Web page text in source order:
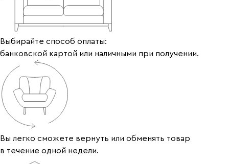
Выбирайте способ оплаты:
банковской картой или наличными при получении.
Вы легко сможете вернуть или обменять товар
в течение одной недели.